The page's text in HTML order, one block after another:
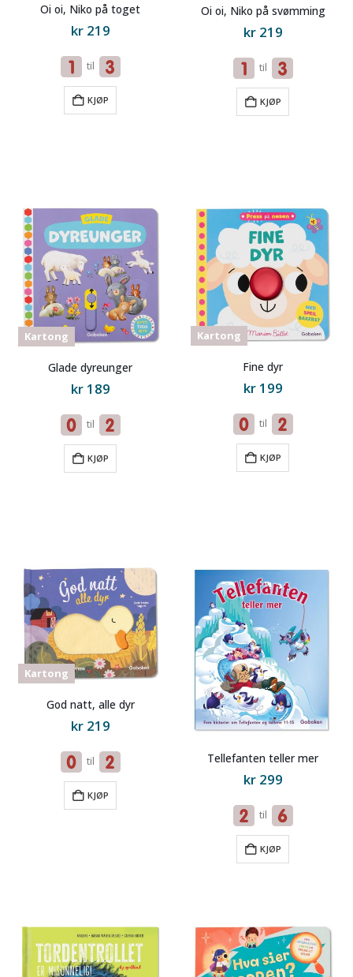
Oi oi, Niko på toget
kr219
til
KJØP
Oi oi, Niko på svømming
kr219
til
KJØP
Kartong
Glade dyreunger
kr189
til
KJØP
Kartong
Fine dyr
kr199
til
KJØP
Kartong
God natt, alle dyr
kr219
til
KJØP
Tellefanten teller mer
kr299
til
KJØP